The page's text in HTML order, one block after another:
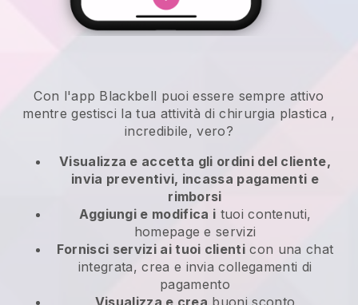
Con l'app Blackbell puoi essere sempre attivo
mentre gestisci la tua attività di chirurgia plastica ,
incredibile, vero?
Visualizza e accetta gli ordini del cliente,
invia preventivi, incassa pagamenti e
rimborsi
Aggiungi e modifica i tuoi contenuti,
homepage e servizi
Fornisci servizi ai tuoi clienti con una chat
integrata, crea e invia collegamenti di
pagamento